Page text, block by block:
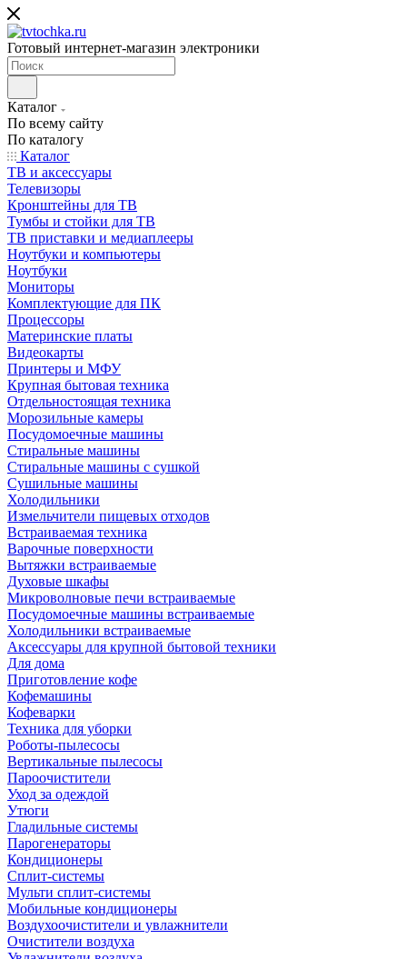
Готовый интернет-магазин электроники
Каталог
По всему сайту
По каталогу
Каталог
ТВ и аксессуары
Телевизоры
Кронштейны для ТВ
Тумбы и стойки для ТВ
ТВ приставки и медиаплееры
Ноутбуки и компьютеры
Ноутбуки
Мониторы
Комплектующие для ПК
Процессоры
Материнские платы
Видеокарты
Принтеры и МФУ
Крупная бытовая техника
Отдельностоящая техника
Морозильные камеры
Посудомоечные машины
Стиральные машины
Стиральные машины с сушкой
Сушильные машины
Холодильники
Измельчители пищевых отходов
Встраиваемая техника
Варочные поверхности
Вытяжки встраиваемые
Духовые шкафы
Микроволновые печи встраиваемые
Посудомоечные машины встраиваемые
Холодильники встраиваемые
Аксессуары для крупной бытовой техники
Для дома
Приготовление кофе
Кофемашины
Кофеварки
Техника для уборки
Роботы-пылесосы
Вертикальные пылесосы
Пароочистители
Уход за одеждой
Утюги
Гладильные системы
Парогенераторы
Кондиционеры
Сплит-системы
Мульти сплит-системы
Мобильные кондиционеры
Воздухоочистители и увлажнители
Очистители воздуха